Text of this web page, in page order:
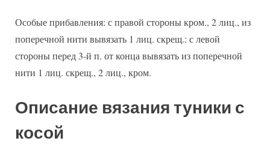
Особые прибавления: с правой стороны кром., 2 лиц., из
поперечной нити вывязать 1 лиц. скрещ.: с левой
стороны перед 3-й п. от конца вывязать из поперечной
нити 1 лиц. скрещ., 2 лиц., кром.
Описание вязания туники с
косой